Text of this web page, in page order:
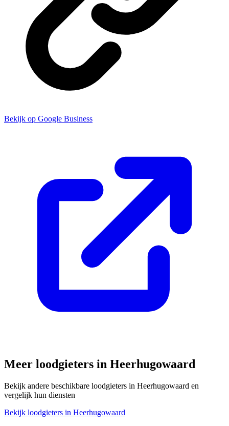
Bekijk op Google Business
Meer loodgieters in Heerhugowaard
Bekijk andere beschikbare loodgieters in Heerhugowaard en
vergelijk hun diensten
Bekijk loodgieters in Heerhugowaard